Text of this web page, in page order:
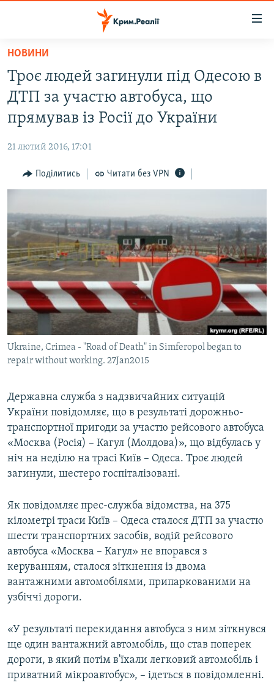
Перейти
основного
матеріалу
до
основної
Перейти
до
ВОДА.КРИМ
ВІДЕО ТА ФОТО
БЛОГИ
ПОГЛЯД
ВСЕ ЗА ДЕНЬ
СПЕЦПРОЕКТИ
ДЕПОРТАЦІЯ
ВІДЕОУРОКИ «ELIFBE»
СВІДЧЕННЯ ОКУПАЦІЇ
УКРАЇНСЬКА ПРОБЛЕМА КРИМУ
ІНФОГРАФІКА
ЯК ОБІЙТИ БЛОКУВАННЯ
Русский
Qırımtatar
ДОЛУЧАЙСЯ!
Усі сайти RFE/RL
НОВИНИ
Троє людей загинули під Одесою в
ДТП за участю автобуса, що
прямував із Росії до України
21 лютий 2016, 17:01
Поділитись Читати без VPN
Ukraine, Crimea - "Road of Death" in Simferopol began to
repair without working. 27Jan2015
Державна служба з надзвичайних ситуацій
України повідомляє, що в результаті дорожньо-
транспортної пригоди за участю рейсового автобуса
«Москва (Росія) – Кагул (Молдова)», що відбулась у
ніч на неділю на трасі Київ – Одеса. Троє людей
загинули, шестеро госпіталізовані.
Як повідомляє прес-служба відомства, на 375
кілометрі траси Київ – Одеса сталося ДТП за участю
шести транспортних засобів, водій рейсового
автобуса «Москва – Кагул» не впорався з
керуванням, сталося зіткнення із двома
вантажними автомобілями, припаркованими на
узбіччі дороги.
«У результаті перекидання автобуса з ним зіткнувся
ще один вантажний автомобіль, що став поперек
дороги, в який потім в'їхали легковий автомобіль і
приватний мікроавтобус», – ідеться в повідомленні.